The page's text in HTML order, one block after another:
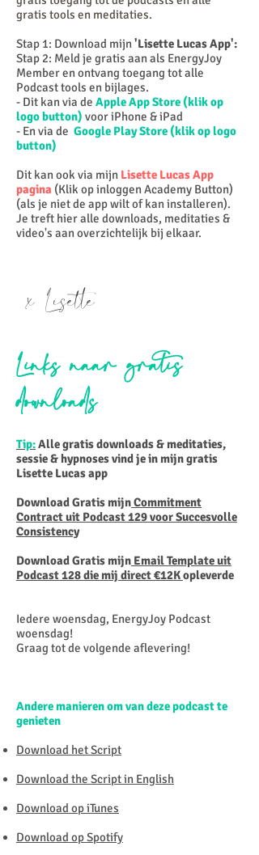
gratis tools en meditaties.
Stap 1: Download mijn'Lisette Lucas App':
Stap 2: Meld je gratis aan als EnergyJoy
Member en ontvang toegang tot alle
Podcast tools en bijlages.
- Dit kan via de Apple App Store (klik op
logo button) voor iPhone & iPad
- En via de Google Play Store (klik op logo
button)
Dit kan ook via mijn Lisette Lucas App
pagina (Klik op inloggen Academy Button)
(als je niet de app wilt of kan installeren).
Je treft hier alle downloads, meditaties &
video's aan overzichtelijk bij elkaar.
x Lisette
Links naar gratis
downloads
Tip:Alle gratis downloads & meditaties,
sessie & hypnoses vind je in mijn gratis
Lisette Lucas app
Download Gratis mijnCommitment
Contract uit Podcast 129 voor Succesvolle
Consistency
Download Gratis mijn Email Template uit
Podcast 128 die mij direct €12Kopleverde
Iedere woensdag, EnergyJoy Podcast
woensdag!
Graag tot de volgende aflevering!
Andere manieren om van deze podcast te
genieten
Download het Script
Download the Script in English
Download op iTunes
Download op Spotify